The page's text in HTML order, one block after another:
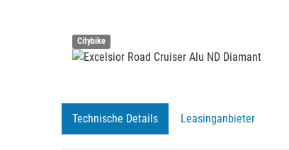
Citybike
Technische Details Leasinganbieter